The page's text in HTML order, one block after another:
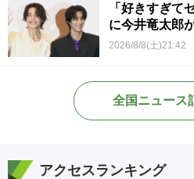
「好きすぎて
に今井竜太郎
2026/8/8(土)21:42
全国ニュース
アクセスランキング